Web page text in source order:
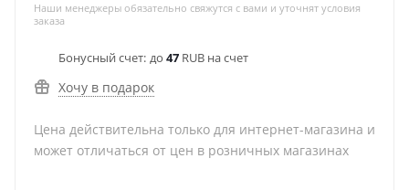
Наши менеджеры обязательно свяжутся с вами и уточнят условия
заказа
Бонусный счет: до 47 RUB на счет
Хочу в подарок
Цена действительна только для интернет-магазина и
может отличаться от цен в розничных магазинах